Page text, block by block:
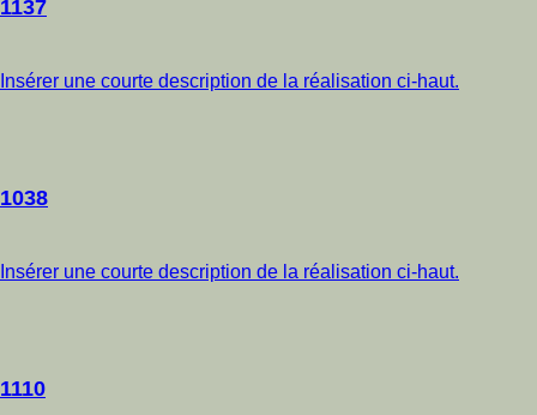
1137
Insérer une courte description de la réalisation ci-haut.
1038
Insérer une courte description de la réalisation ci-haut.
1110